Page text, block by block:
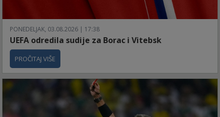
PONEDELJAK, 03.08.2026 | 17:38
UEFA odredila sudije za Borac i Vitebsk
PROČITAJ VIŠE